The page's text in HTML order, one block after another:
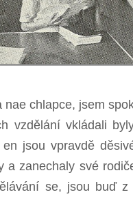
nae chlapce, jsem
vzdělání vkládali
jsou vpravdě
a zanechaly své
se, jsou buď